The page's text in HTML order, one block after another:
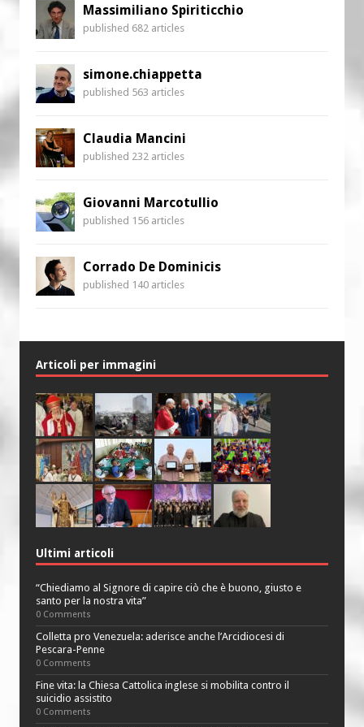
Massimiliano Spiriticchio
published 682 articles
simone.chiappetta
published 563 articles
Claudia Mancini
published 232 articles
Giovanni Marcotullio
published 156 articles
Corrado De Dominicis
published 140 articles
Articoli per immagini
Ultimi articoli
“Chiediamo al Signore di capire ciò che è buono, giusto e
santo per la nostra vita”
0 Comments
Colletta pro Venezuela: aderisce anche l’Arcidiocesi di
Pescara-Penne
0 Comments
Fine vita: la Chiesa Cattolica inglese si mobilita contro il
suicidio assistito
0 Comments